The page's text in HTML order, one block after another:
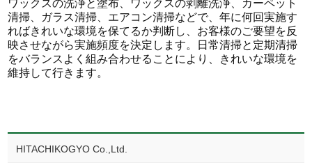
ワックスの洗浄と塗布、ワックスの剥離洗浄、カーペット
清掃、ガラス清掃、エアコン清掃などで、年に何回実施す
ればきれいな環境を保てるか判断し、お客様のご要望を反
映させながら実施頻度を決定します。日常清掃と定期清掃
をバランスよく組み合わせることにより、きれいな環境を
維持して行きます。
HITACHIKOGYO Co.,Ltd.